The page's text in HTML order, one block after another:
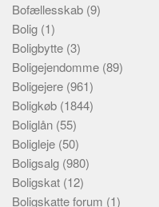
Bofællesskab (9)
Bolig (1)
Boligbytte (3)
Boligejendomme (89)
Boligejere (961)
Boligkøb (1844)
Boliglån (55)
Boligleje (50)
Boligsalg (980)
Boligskat (12)
Boligskatte forum (1)